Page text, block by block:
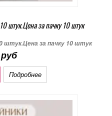
штук.Цена за пачку 10 штук
штук.Цена за пачку 10 штук
Подробнее